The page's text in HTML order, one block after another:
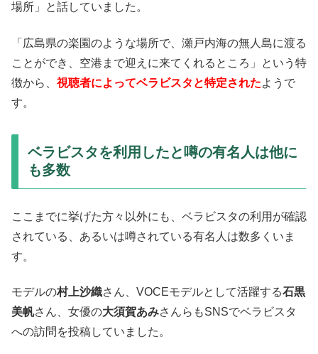
場所」と話していました。
「広島県の楽園のような場所で、瀬戸内海の無人島に渡る
ことができ、空港まで迎えに来てくれるところ」という特
徴から、 視聴者によってベラビスタと特定されたようで
す。
ベラビスタを利用したと噂の有名人は他に
も多数
ここまでに挙げた方々以外にも、ベラビスタの利用が確認
されている、あるいは噂されている有名人は数多くいま
す。
モデルの村上沙織さん、VOCEモデルとして活躍する石黒
美帆さん、女優の大須賀あみさんらもSNSでベラビスタ
への訪問を投稿していました。